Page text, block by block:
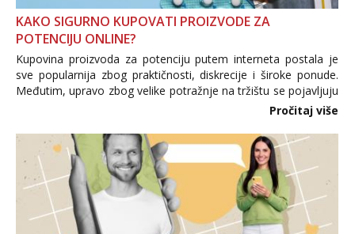
KAKO SIGURNO KUPOVATI PROIZVODE ZA
POTENCIJU ONLINE?
Kupovina proizvoda za potenciju putem interneta postala je
sve popularnija zbog praktičnosti, diskrecije i široke ponude.
Međutim, upravo zbog velike potražnje na tržištu se pojavljuju
i brojni krivotvoreni proizvodi, nepouzdane internetske
Pročitaj više